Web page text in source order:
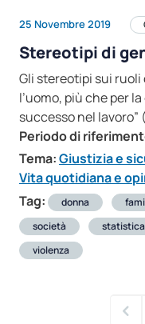
25 Novembre 2019
Stereotipi di
Gli stereotipi sui ruoli
l’uomo, più che per
successo nel lavoro”
Periodo di
Tema:Giustizia e
Vita quotidiana e
Tag:
donna
società
violenza